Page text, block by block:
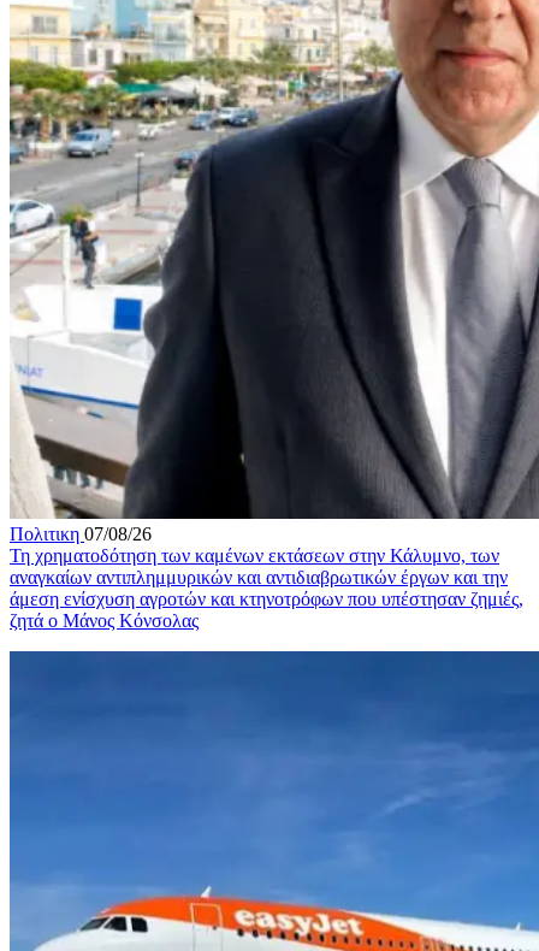
Πολιτικη 07/08/26
Τη χρηματοδότηση των καμένων εκτάσεων στην Κάλυμνο, των
αναγκαίων αντιπλημμυρικών και αντιδιαβρωτικών έργων και την
άμεση ενίσχυση αγροτών και κτηνοτρόφων που υπέστησαν ζημιές,
ζητά ο Μάνος Κόνσολας